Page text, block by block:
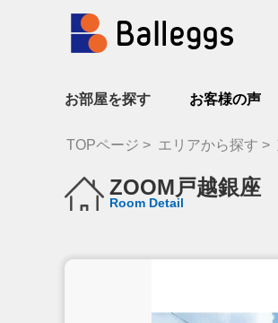
お部屋を探す お客様の声
TOPページ エリアから探す
ZOOM戸越銀座
Room Detail